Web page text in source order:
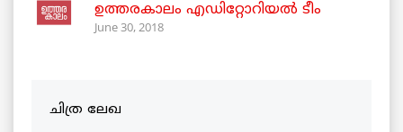
ഉത്തരകാലം എഡിറ്റോറിയല്‍ ടീം
June 30, 2018
ചിത്ര ലേഖ